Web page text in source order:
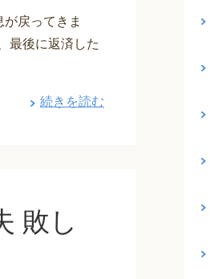
戻ってきま
最後に返済した
続きを読む
敗し